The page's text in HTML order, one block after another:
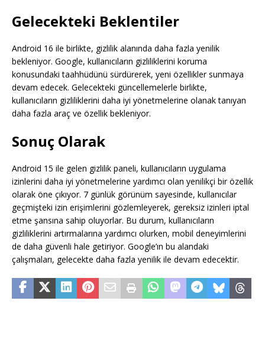
Gelecekteki Beklentiler
Android 16 ile birlikte, gizlilik alanında daha fazla yenilik
bekleniyor. Google, kullanıcıların gizliliklerini koruma
konusundaki taahhüdünü sürdürerek, yeni özellikler sunmaya
devam edecek. Gelecekteki güncellemelerle birlikte,
kullanıcıların gizliliklerini daha iyi yönetmelerine olanak tanıyan
daha fazla araç ve özellik bekleniyor.
Sonuç Olarak
Android 15 ile gelen gizlilik paneli, kullanıcıların uygulama
izinlerini daha iyi yönetmelerine yardımcı olan yenilikçi bir özellik
olarak öne çıkıyor. 7 günlük görünüm sayesinde, kullanıcılar
geçmişteki izin erişimlerini gözlemleyerek, gereksiz izinleri iptal
etme şansına sahip oluyorlar. Bu durum, kullanıcıların
gizliliklerini artırmalarına yardımcı olurken, mobil deneyimlerini
de daha güvenli hale getiriyor. Google’ın bu alandaki
çalışmaları, gelecekte daha fazla yenilik ile devam edecektir.